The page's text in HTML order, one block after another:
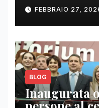
FEBBRAIO 27,
BLOG
Inaugurata